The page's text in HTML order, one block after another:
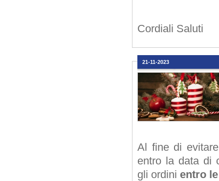
Cordiali Saluti
21-11-2023
Al fine di
entro la data di
gli ordini entro